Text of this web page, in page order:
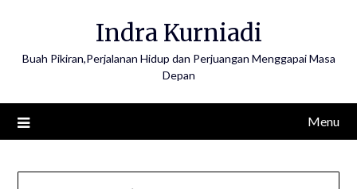
Indra Kurniadi
Buah Pikiran,Perjalanan Hidup dan Perjuangan Menggapai Masa
Depan
Menu